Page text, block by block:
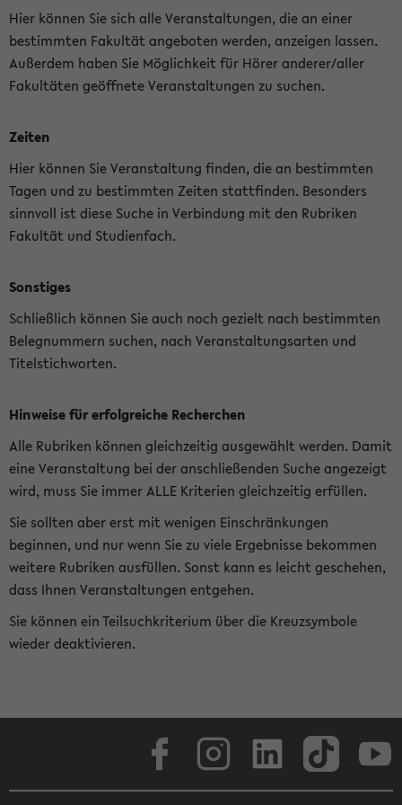
Hier können Sie sich alle Veranstaltungen, die an einer
bestimmten Fakultät angeboten werden, anzeigen lassen.
Außerdem haben Sie Möglichkeit für Hörer anderer/aller
Fakultäten geöffnete Veranstaltungen zu suchen.
Zeiten
Hier können Sie Veranstaltung finden, die an bestimmten
Tagen und zu bestimmten Zeiten stattfinden. Besonders
sinnvoll ist diese Suche in Verbindung mit den Rubriken
Fakultät und Studienfach.
Sonstiges
Schließlich können Sie auch noch gezielt nach bestimmten
Belegnummern suchen, nach Veranstaltungsarten und
Titelstichworten.
Hinweise für erfolgreiche Recherchen
Alle Rubriken können gleichzeitig ausgewählt werden. Damit
eine Veranstaltung bei der anschließenden Suche angezeigt
wird, muss Sie immer ALLE Kriterien gleichzeitig erfüllen.
Sie sollten aber erst mit wenigen Einschränkungen
beginnen, und nur wenn Sie zu viele Ergebnisse bekommen
weitere Rubriken ausfüllen. Sonst kann es leicht geschehen,
dass Ihnen Veranstaltungen entgehen.
Sie können ein Teilsuchkriterium über die Kreuzsymbole
wieder deaktivieren.